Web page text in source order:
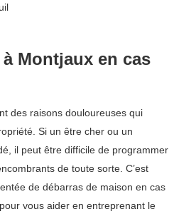
Montjaux en cas
des raisons douloureuses qui
Si un être cher ou un
il peut être difficile de programmer
de toute sorte. C’est
de débarras de maison en cas
vous aider en entreprenant le